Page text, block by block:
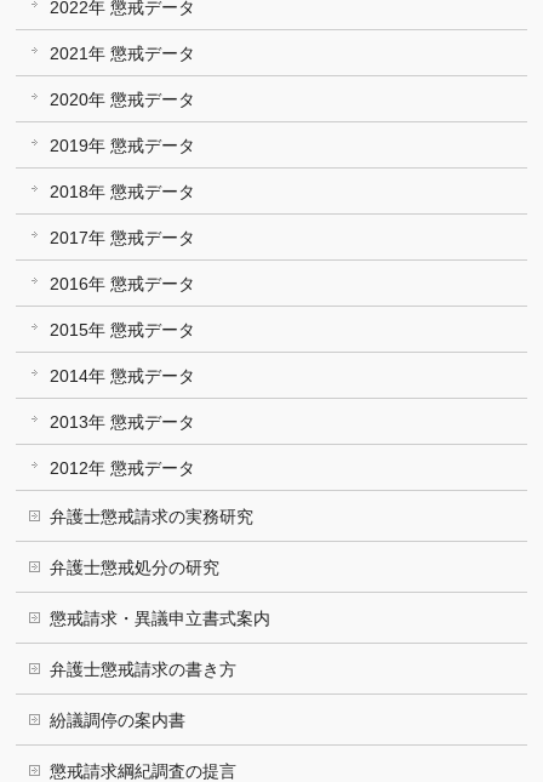
2022年 懲戒データ
2021年 懲戒データ
2020年 懲戒データ
2019年 懲戒データ
2018年 懲戒データ
2017年 懲戒データ
2016年 懲戒データ
2015年 懲戒データ
2014年 懲戒データ
2013年 懲戒データ
2012年 懲戒データ
弁護士懲戒請求の実務研究
弁護士懲戒処分の研究
懲戒請求・異議申立書式案内
弁護士懲戒請求の書き方
紛議調停の案内書
懲戒請求綱紀調査の提言